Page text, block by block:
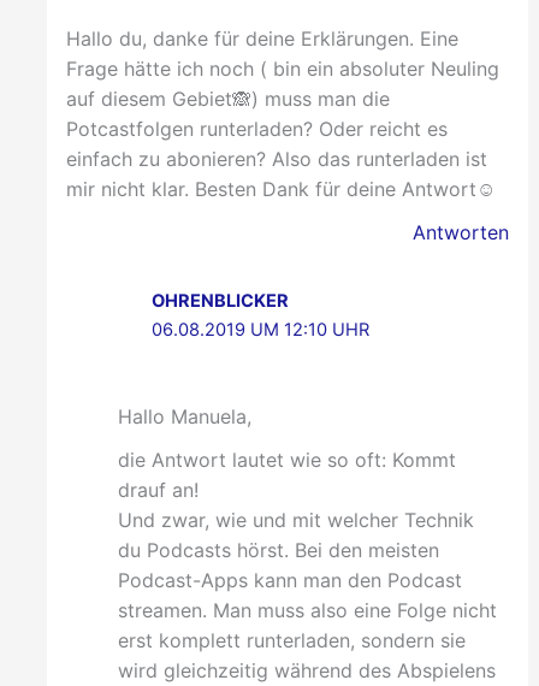
Hallo du, danke für deine Erklärungen. Eine
Frage hätte ich noch ( bin ein absoluter Neuling
auf diesem Gebiet🙈) muss man die
Potcastfolgen runterladen? Oder reicht es
einfach zu abonieren? Also das runterladen ist
mir nicht klar. Besten Dank für deine Antwort☺️
Antworten
OHRENBLICKER
06.08.2019 UM 12:10 UHR
Hallo Manuela,
die Antwort lautet wie so oft: Kommt
drauf an!
Und zwar, wie und mit welcher Technik
du Podcasts hörst. Bei den meisten
Podcast-Apps kann man den Podcast
streamen. Man muss also eine Folge nicht
erst komplett runterladen, sondern sie
wird gleichzeitig während des Abspielens